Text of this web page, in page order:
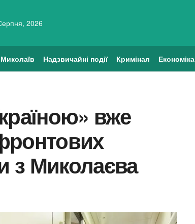
2026
Миколаїв Надзвичайні події Кримінал Економіка
вже
з Миколаєва